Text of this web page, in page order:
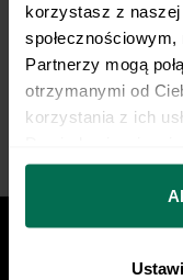
korzystasz z
Partnerzy mogą
otrzymanymi od
korzystania z ich
można się z nami
przetwarzamy
prywatności.
dobrana